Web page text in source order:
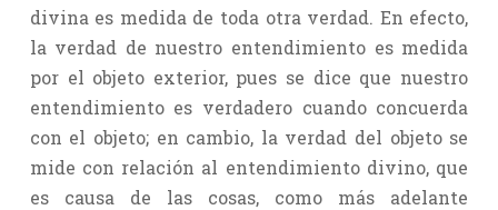
divina es medida de toda otra verdad. En efecto,
la verdad de nuestro entendimiento es medida
por el objeto exterior, pues se dice que nuestro
entendimiento es verdadero cuando concuerda
con el objeto; en cambio, la verdad del objeto se
mide con relación al entendimiento divino, que
es causa de las cosas, como más adelante